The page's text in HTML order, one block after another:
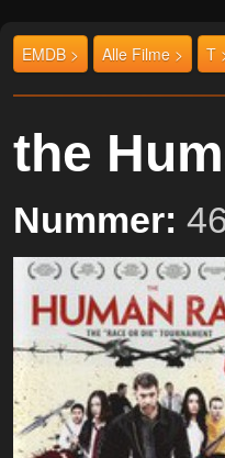
EMDB > Alle Filme > T
the
Nummer: